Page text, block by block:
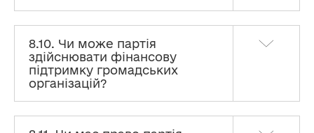
8.10. Чи може партія
здійснювати фінансову
підтримку громадських
організацій?